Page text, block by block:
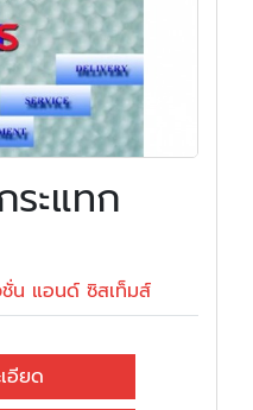
ะแทก
ชั่น แอนด์ ซิสเท็มส์
อียด